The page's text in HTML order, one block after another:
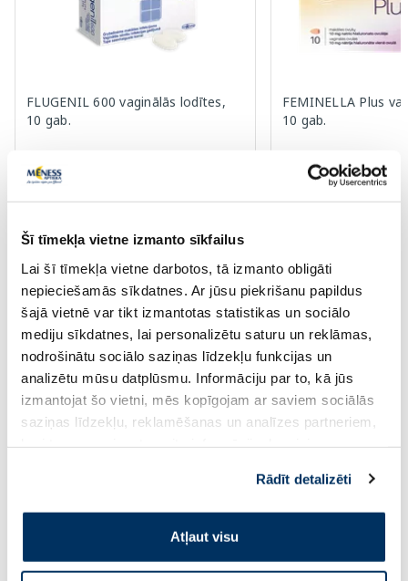
Šī tīmekļa vietne izmanto sīkfailus
Lai šī tīmekļa vietne darbotos, tā izmanto obligāti
nepieciešamās sīkdatnes. Ar jūsu piekrišanu papildus
šajā vietnē var tikt izmantotas statistikas un sociālo
mediju sīkdatnes, lai personalizētu saturu un reklāmas,
nodrošinātu sociālo saziņas līdzekļu funkcijas un
analizētu mūsu datplūsmu. Informāciju par to, kā jūs
izmantojat šo vietni, mēs kopīgojam ar saviem sociālās
saziņas līdzekļu, reklamēšanas un analīzes partneriem,
pakalpojumus. Ja piekrītat šo papildu sīkdatņu
izmantošanai, lūdzu, atzīmējiet savu izvēli:
Rādīt detalizēti
Atļaut visu
FLUGENIL 600 vaginālās lodītes,
10 gab.
17.99 €
Pirkt
FEMINELLA Plus
10 gab.
17.79 €
Page 1 of 10
Saules aizsardzībai vasarā ☀️
Vairāk...